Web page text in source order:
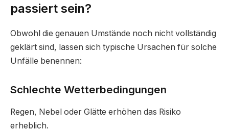
passiert sein?
Obwohl die genauen Umstände noch nicht vollständig
geklärt sind, lassen sich typische Ursachen für solche
Unfälle benennen:
Schlechte Wetterbedingungen
Regen, Nebel oder Glätte erhöhen das Risiko
erheblich.